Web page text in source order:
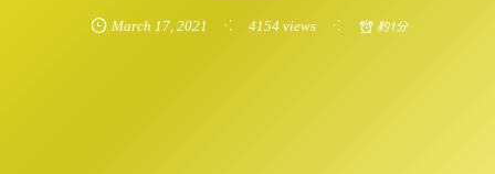
March 17, 2021 4154 views 約1分